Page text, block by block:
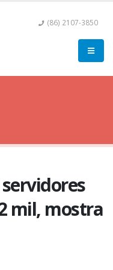
(86) 2107-3850
mil, mostra